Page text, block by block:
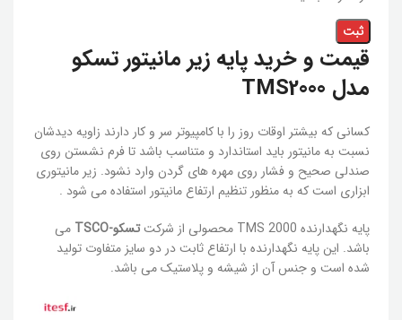
قیمت و خرید پایه زیر مانیتور تسکو
مدل TMS2000
کسانی که بیشتر اوقات روز را با کامپیوتر سر و کار دارند زاویه دیدشان
نسبت به مانیتور باید استاندارد و متناسب باشد تا فرم نشستن روی
صندلی صحیح و فشار روی مهره های گردن وارد نشود‏‏. زیر مانیتوری
ابزاری است که به منظور تنظیم ارتفاع مانیتور استفاده می شود .
پایه نگهدارنده TMS 2000 محصولی از شرکت
تسکو-TSCO
می
باشد. این پایه نگهدارنده با ارتفاع ثابت در دو سایز متفاوت تولید
شده است و جنس آن از شیشه و پلاستیک می باشد.